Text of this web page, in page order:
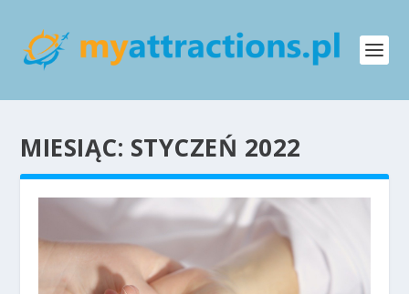
MIESIĄC: STYCZEŃ 2022